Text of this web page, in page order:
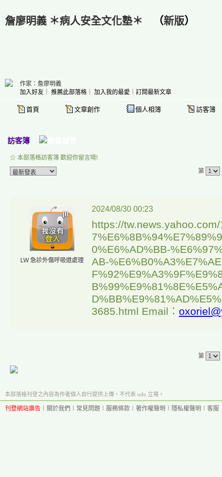
詹廖明義 ＊病人安全文化塾＊ （新版）
首頁 文章創作 個人相簿 訪客簿
加入好友 推薦此部落格 加入我的最愛 訂閱最新文章
作家：詹廖明義
訪客簿
☆ 本部落格訪客簿 歡迎你留言唷!
第
LW 急診外傷呼吸道處理
2024/08/30 00:23
https://
0%E6%AD%BB-
AB-
3685.html Email：
第
本部落格刊登之內容為作者個人自行提供上傳，不代表 udn 立場。
刊登網站廣告 關於我們 常見問題 服務條款 著作權聲明 隱私權聲明 客服